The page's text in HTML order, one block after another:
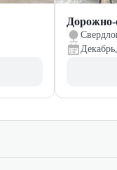
Дорожно-
Bobcat, Case,